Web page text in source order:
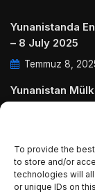
To provide the
to store and/or
technologies will
or unique IDs on
Yunanistanda
– 8 July 2025
Temmuz 8,
Yunanistan
July 2025
Temmuz 5,